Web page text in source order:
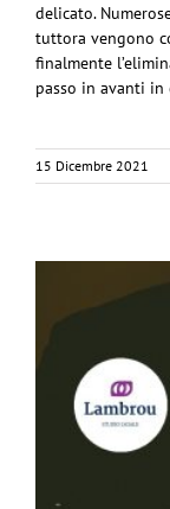
delicato.
tuttora vengono
finalmente
passo in avanti in
15 Dicembre 2021